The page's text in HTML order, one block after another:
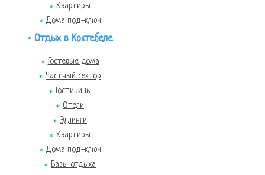
Квартиры
Дома под-ключ
Отдых в Коктебеле
Гостевые дома
Частный сектор
Гостиницы
Отели
Эллинги
Квартиры
Дома под-ключ
Базы отдыха